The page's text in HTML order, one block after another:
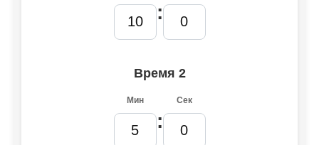
:
Время 2
Мин
:
Сек